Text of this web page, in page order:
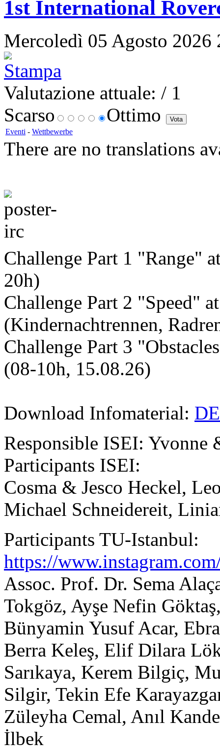
1st International
Mercoledì 05 Agosto 2026
Valutazione attuale: / 1
Scarso
Ottimo
Eventi - Wettbewerbe
There are no translations
Challenge Part 1 "Range"
20h)
Challenge Part 2 "Speed"
(Kindernachtrennen,
Challenge Part 3
(08-10h, 15.08.26)
Download Infomaterial:
Responsible ISEI: Yvonne
Participants ISEI:
Cosma & Jesco Heckel,
Michael Schneidereit,
Participants TU-Istanbul:
https://
Assoc. Prof. Dr. Sema
Tokgöz, Ayşe Nefin
Bünyamin Yusuf Acar,
Berra Keleş, Elif Dilara
Sarıkaya, Kerem Bilgiç,
Silgir, Tekin Efe
Züleyha Cemal, Anıl
İlbek